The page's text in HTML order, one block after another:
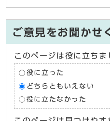
ご意見をお聞かせ
このページは役に立ちま
役に立った
どちらともいえない
役に立たなかった